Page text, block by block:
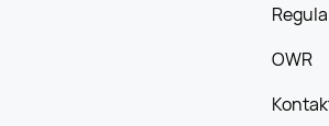
OWR